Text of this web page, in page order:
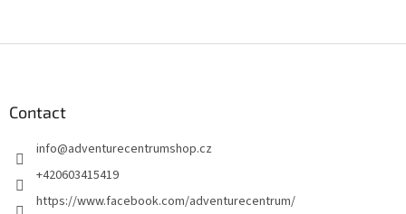
Contact
info@adventurecentrumshop.cz
+420603415419
https://www.facebook.com/adventurecentrum/